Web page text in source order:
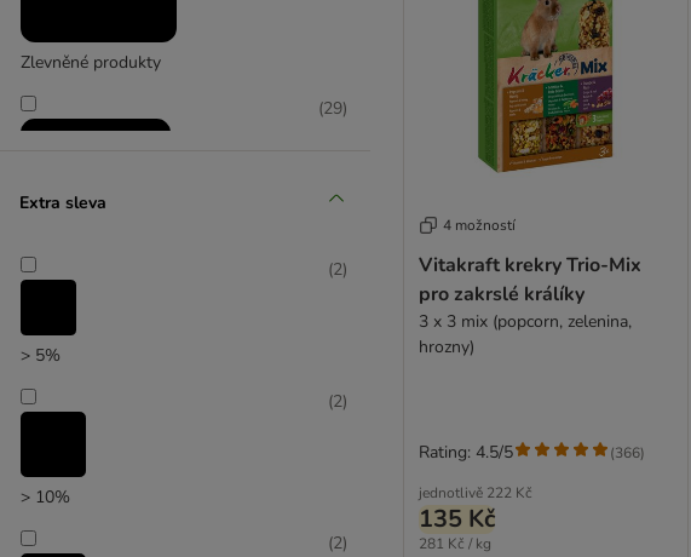
Zlevněné produkty
zoohit doporučuje
(29)
Extra sleva
> 5%
(2)
> 10%
(2)
(2)
4 možností
Vitakraft krekry Trio-Mix
pro zakrslé králíky
3 x 3 mix (popcorn, zelenina,
hrozny)
jednotlivě 222 Kč
135 Kč
281 Kč / kg
Rating: 4.5/5 (366)